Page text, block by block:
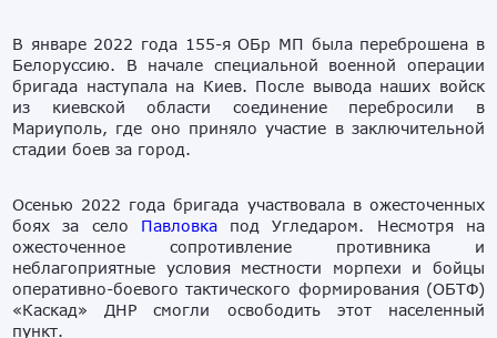
В январе 2022 года 155-я ОБр МП была переброшена в
Белоруссию. В начале специальной военной операции
бригада наступала на Киев. После вывода наших войск
из киевской области соединение перебросили в
Мариуполь, где оно приняло участие в заключительной
стадии боев за город.
Осенью 2022 года бригада участвовала в ожесточенных
боях за село Павловкапод Угледаром. Несмотря на
ожесточенное сопротивление противника и
неблагоприятные условия местности морпехи и бойцы
оперативно-боевого тактического формирования (ОБТФ)
«Каскад» ДНР смогли освободить этот населенный
пункт.